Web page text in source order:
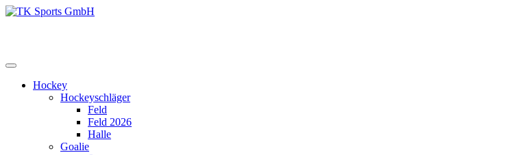
Zum
Hockey
Hockeyschläger
Feld
Feld 2026
Halle
Goalie